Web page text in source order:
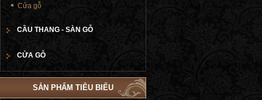
Cửa gỗ
CẦU THANG - SÀN GỖ
CỬA GỖ
SẢN PHẨM TIÊU BIỂU